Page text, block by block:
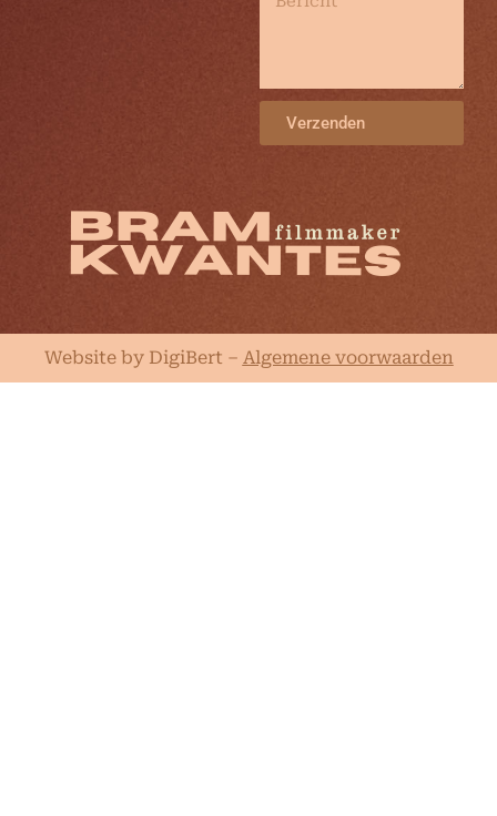
Verzenden
Website by DigiBert – Algemene voorwaarden